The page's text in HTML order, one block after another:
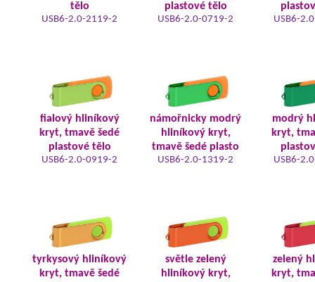
tělo
USB6-2.0-2119-2
plastové tělo
USB6-2.0-0719-2 USB6-
fialový hliníkový
kryt, tmavě šedé
plastové tělo
USB6-2.0-0919-2
námořnicky modrý
hliníkový kryt,
tmavě šedé plasto
USB6-2.0-1319-2
modrý
kryt,
USB6-
tyrkysový hliníkový
kryt, tmavě šedé
světle zelený
hliníkový kryt,
zelený
kryt,